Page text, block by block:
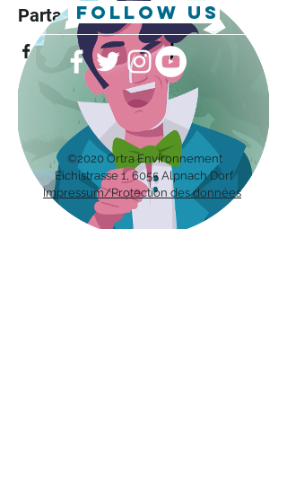
Partager cet événement
follow us
©2020 Ortra Environnement
Eichistrasse 1, 6055 Alpnach Dorf
Impressum/Protection des données